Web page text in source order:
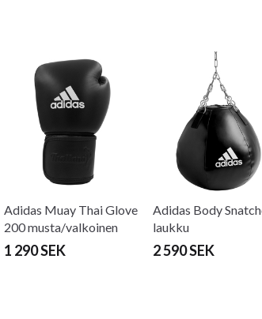
Adidas Muay Thai Glove
200 musta/valkoinen
1 290 SEK
Adidas Body
laukku
2 590 SEK